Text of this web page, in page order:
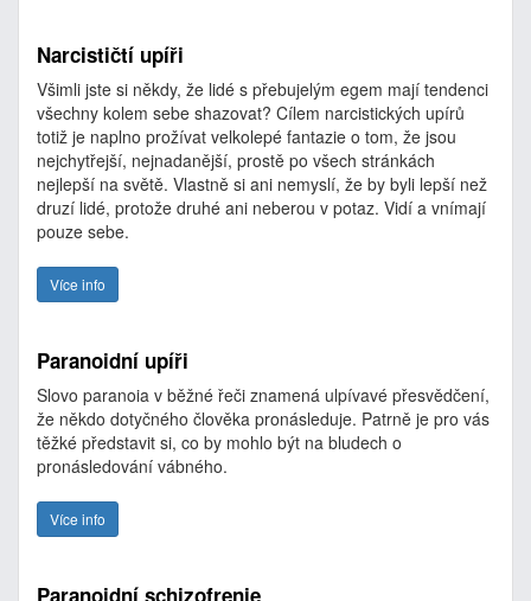
Narcističtí upíři
Všimli jste si někdy, že lidé s přebujelým egem mají tendenci
všechny kolem sebe shazovat? Cílem narcistických upírů
totiž je naplno prožívat velkolepé fantazie o tom, že jsou
nejchytřejší, nejnadanější, prostě po všech stránkách
nejlepší na světě. Vlastně si ani nemyslí, že by byli lepší než
druzí lidé, protože druhé ani neberou v potaz. Vidí a vnímají
pouze sebe.
Více info
Paranoidní upíři
Slovo paranoia v běžné řeči znamená ulpívavé přesvědčení,
že někdo dotyčného člověka pronásleduje. Patrně je pro vás
těžké představit si, co by mohlo být na bludech o
pronásledování vábného.
Více info
Paranoidní schizofrenie